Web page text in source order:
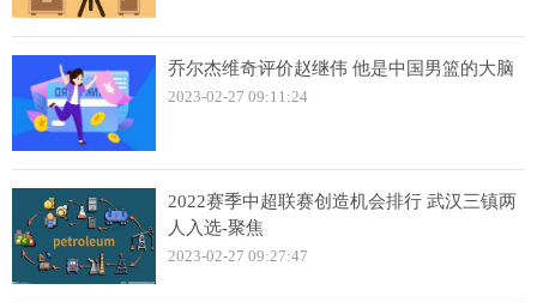
乔尔杰维奇评价赵继伟 他是中国男篮的大脑
2023-02-27 09:11:24
2022赛季中超联赛创造机会排行 武汉三镇两
人入选-聚焦
2023-02-27 09:27:47